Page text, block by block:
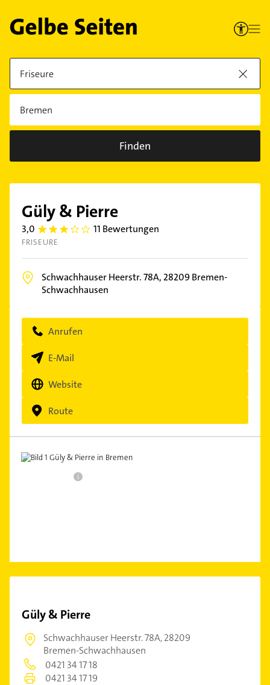
Finden
Güly & Pierre
3,0 3.0 11 Bewertungen
FRISEURE
Schwachhauser Heerstr. 78A, 28209Bremen-
Schwachhausen
Anrufen
E-Mail
Website
Route
i
Güly & Pierre
Schwachhauser Heerstr. 78A,28209
Bremen-Schwachhausen
0421 34 17 18
0421 34 17 19